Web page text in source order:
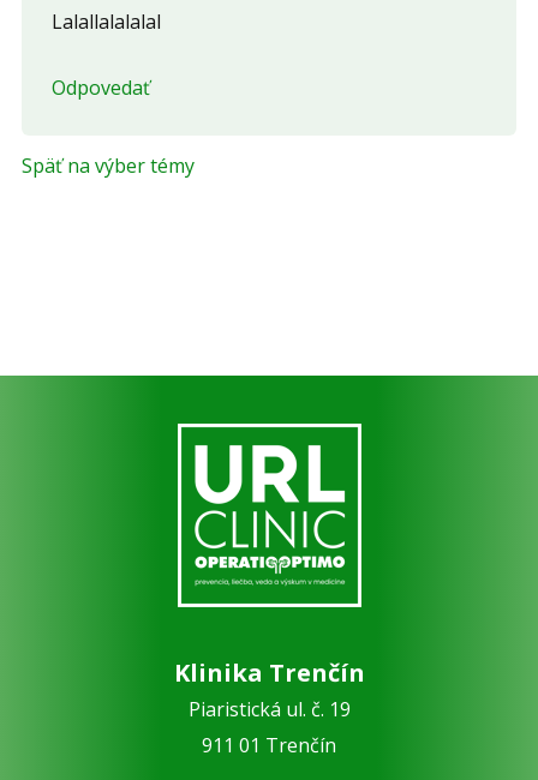
Lalallalalalal
Odpovedať
Späť na výber témy
Klinika Trenčín
Piaristická ul. č. 19
911 01 Trenčín